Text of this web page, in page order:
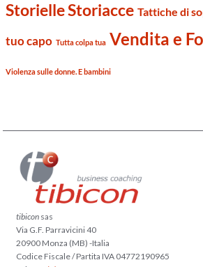
Storielle Storiacce Tattiche di
tuo capo Tutta colpa tua Vendita e
Violenza sulle donne. E bambini
tibicon sas
Via G.F. Parravicini 40
20900 Monza (MB) -Italia
Codice Fiscale / Partita IVA 04772190965